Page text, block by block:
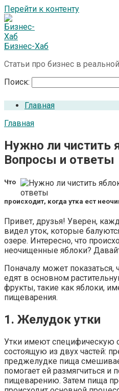
Перейти к контенту
Бизнес-Хаб
Статьи про бизнес в
Поиск:
Главная
Главная
Нужно ли чистить
Вопросы и ответы
Что
происходит, когда утка ест
Привет, друзья! Уверен,
видел уток, которые
озере. Интересно, что
неочищенные яблоки?
Поначалу может показаться,
едят в основном
фрукты, такие как яблоки,
пищеварения.
1. Желудок утки
Утки имеют специфическую
состоящую из двух частей:
преджелудке пища
помогает ей размягчиться и
пищеварению. Затем пища